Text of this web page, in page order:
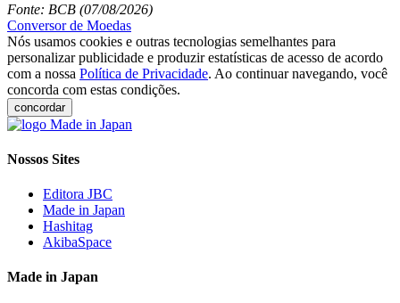
Fonte: BCB (07/08/2026)
Conversor de Moedas
Nós usamos cookies e outras tecnologias semelhantes para
personalizar publicidade e produzir estatísticas de acesso de acordo
com a nossa Política de Privacidade. Ao continuar navegando, você
concorda com estas condições.
concordar
Nossos Sites
Editora JBC
Made in Japan
Hashitag
AkibaSpace
Made in Japan